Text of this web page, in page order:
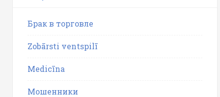
Брак в торговле
Zobārsti ventspilī
Medicīna
Мошенники